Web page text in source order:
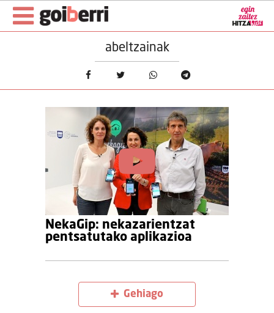
abeltzainak
NekaGip: nekazarientzat
pentsatutako aplikazioa
Gehiago